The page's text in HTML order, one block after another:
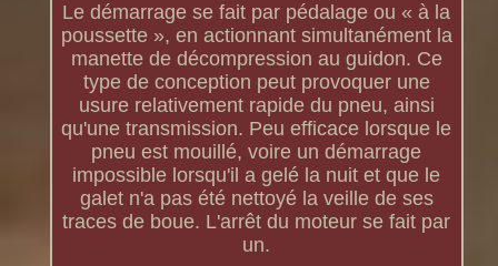
Le démarrage se fait par pédalage ou « à la
poussette », en actionnant simultanément la
manette de décompression au guidon. Ce
type de conception peut provoquer une
usure relativement rapide du pneu, ainsi
qu'une transmission. Peu efficace lorsque le
pneu est mouillé, voire un démarrage
impossible lorsqu'il a gelé la nuit et que le
galet n'a pas été nettoyé la veille de ses
traces de boue. L'arrêt du moteur se fait par
un.